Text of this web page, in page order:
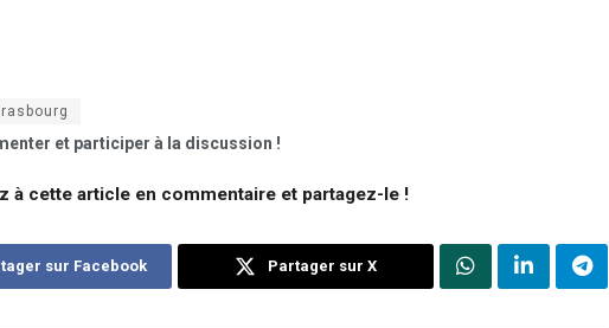
et participer à la discussion !
à cette article en commentaire et partagez-le !
sur Facebook Partager sur X